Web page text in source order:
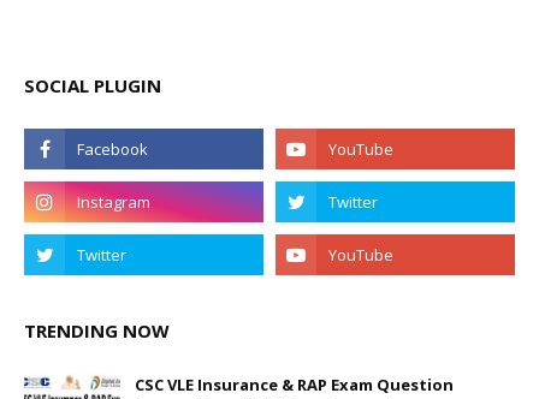
SOCIAL PLUGIN
TRENDING NOW
CSC VLE Insurance & RAP Exam Question